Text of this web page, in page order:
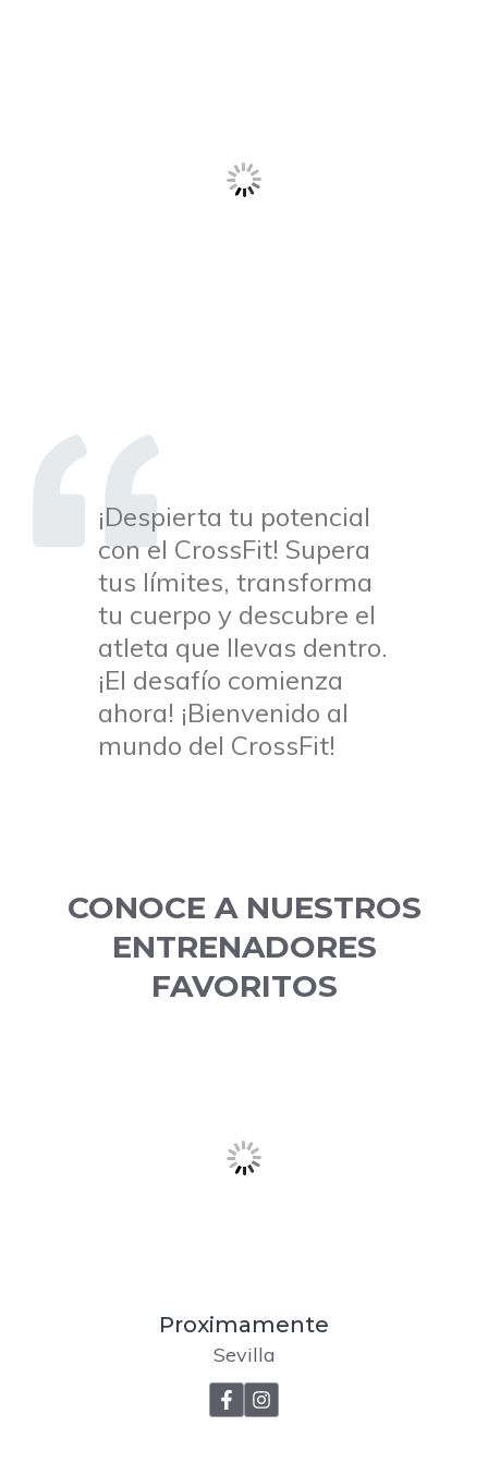
¡Despierta tu potencial
con el CrossFit! Supera
tus límites, transforma
tu cuerpo y descubre el
atleta que llevas dentro.
¡El desafío comienza
ahora! ¡Bienvenido al
mundo del CrossFit!
CONOCE A NUESTROS
ENTRENADORES
FAVORITOS
Proximamente
Sevilla